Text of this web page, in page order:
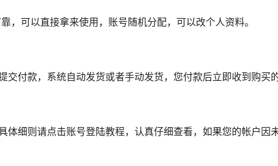
，可以直接拿来使用，账号随机分配，可以改个人资料。
付款，系统自动发货或者手动发货，您付款后立即收到购买
细则请点击账号登陆教程，认真仔细查看，如果您的帐户因